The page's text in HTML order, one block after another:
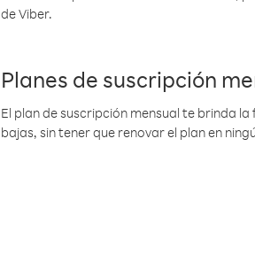
de Viber.
Planes de suscripción
El plan de suscripción mensual te brinda
bajas, sin tener que renovar el plan en